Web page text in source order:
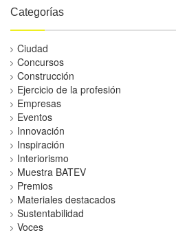
Categorías
Ciudad
Concursos
Construcción
Ejercicio de la profesión
Empresas
Eventos
Innovación
Inspiración
Interiorismo
Muestra BATEV
Premios
Materiales destacados
Sustentabilidad
Voces